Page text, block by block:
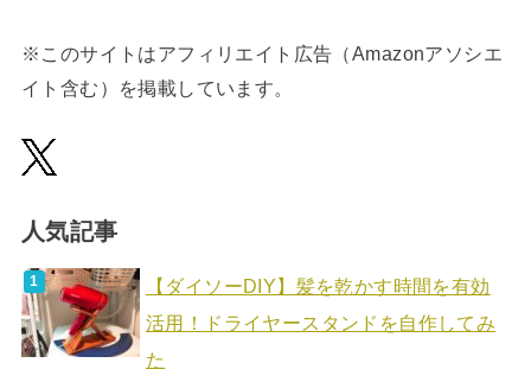
※このサイトはアフィリエイト広告（Amazonアソシエ
イト含む）を掲載しています。
人気記事
【ダイソーDIY】髪を乾かす時間を有効
活用！ドライヤースタンドを自作してみ
た